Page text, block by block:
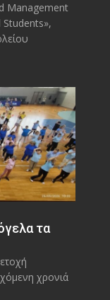
Management
τα
χρονιά